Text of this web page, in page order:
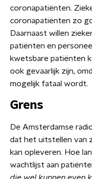
coronapatiënten.
coronapatiënten zo
Daarnaast willen
patiënten en
kwetsbare patiënten
ook gevaarlijk zijn,
mogelijk fataal wordt.
Grens
De Amsterdamse
dat het uitstellen van
kan opleveren. Hoe
wachtlijst aan